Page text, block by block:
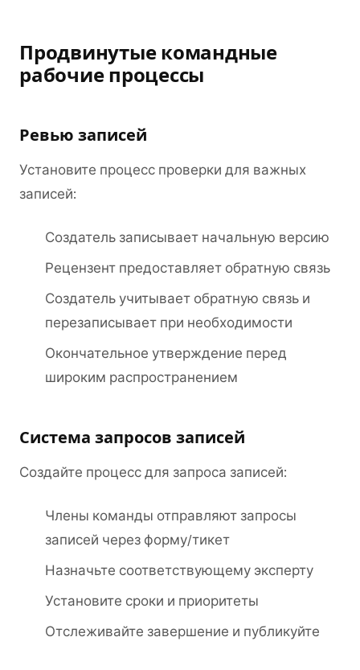
Продвинутые командные
рабочие процессы
Ревью записей
Установите процесс проверки для важных
записей:
Создатель записывает начальную версию
Рецензент предоставляет обратную связь
Создатель учитывает обратную связь и
перезаписывает при необходимости
Окончательное утверждение перед
широким распространением
Система запросов записей
Создайте процесс для запроса записей:
Члены команды отправляют запросы
записей через форму/тикет
Назначьте соответствующему эксперту
Установите сроки и приоритеты
Отслеживайте завершение и публикуйте